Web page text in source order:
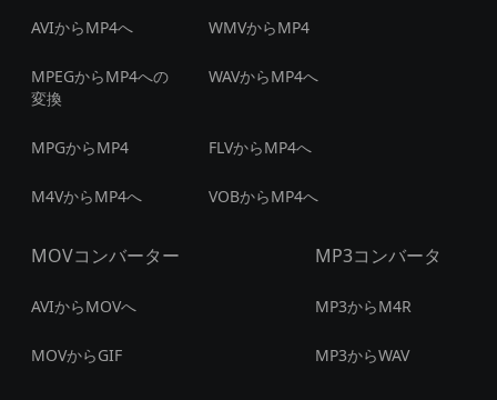
AVIからMP4へ WMVからMP4
MPEGからMP4への
変換
WAVからMP4へ
MPGからMP4 FLVからMP4へ
M4VからMP4へ VOBからMP4へ
MOVコンバーター
AVIからMOVへ
MOVからGIF
MP3コンバータ
MP3からM4R
MP3からWAV